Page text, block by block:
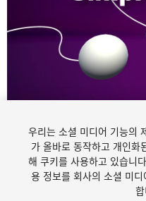
우리는 소셜 미디어 기능의
가 올바로 동작하고 개인화
해 쿠키를 사용하고 있습니
용 정보를 회사의 소셜 미